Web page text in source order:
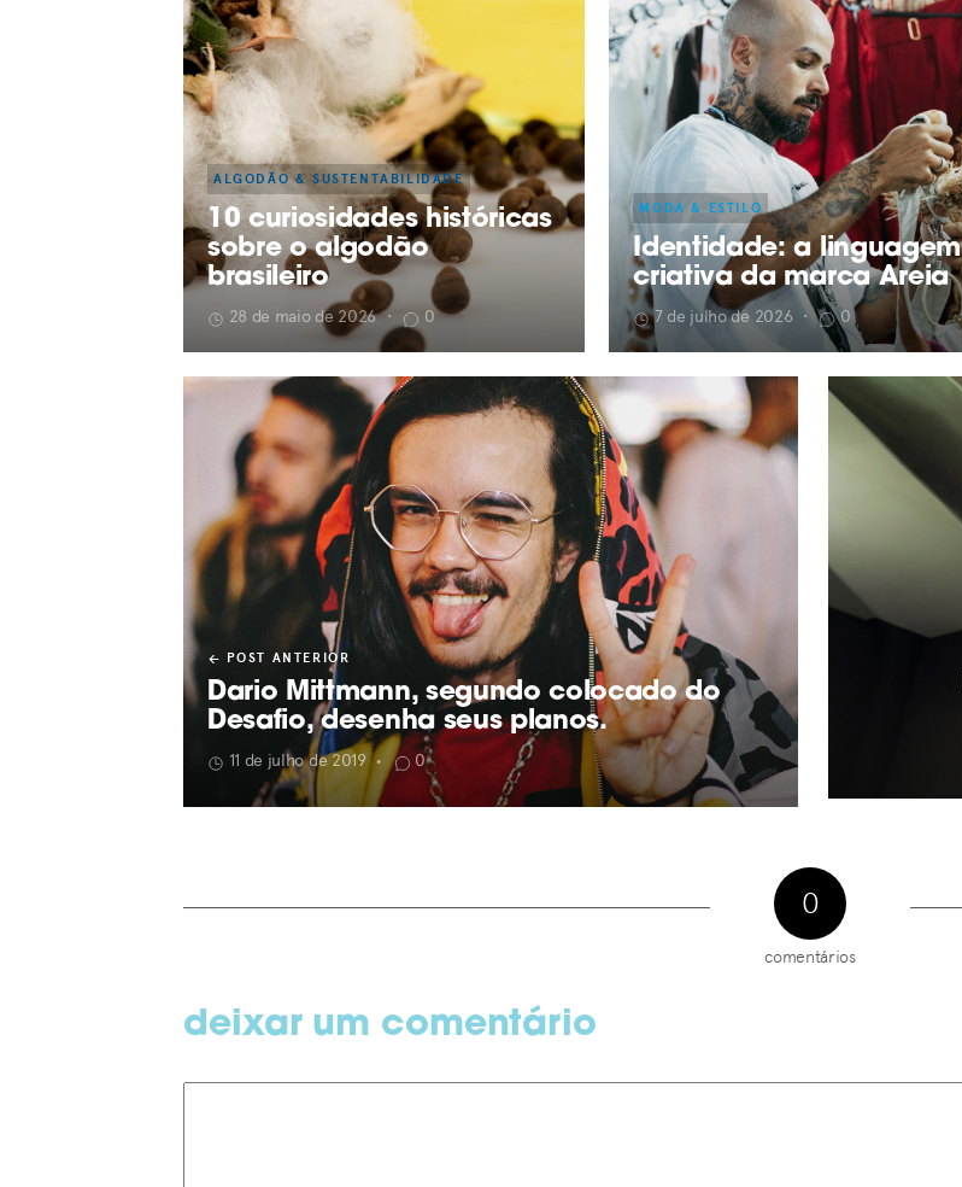
ALGODÃO & SUSTENTABILIDADE
10 curiosidades históricas
sobre o algodão
brasileiro
28 de maio de 2026 • 0
MODA & ESTILO
Identidade: a linguagem
criativa da marca Areia
7 de julho de 2026 • 0
POST ANTERIOR
Dario Mittmann, segundo colocado do
Desafio, desenha seus planos.
11 de julho de 2019 • 0
0
comentários
deixar um comentário